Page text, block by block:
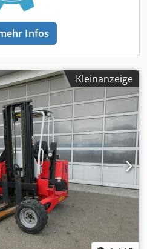
Infos
Kleinanzeige